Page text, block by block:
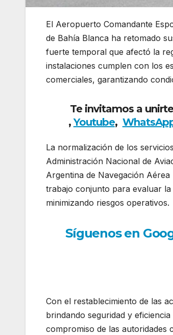
El Aeropuerto Comandante
de Bahía Blanca ha retomado
fuerte temporal que afectó la
instalaciones cumplen con los
comerciales, garantizando
Te invitamos a
,Youtube,
La normalización de los
Administración Nacional de
Argentina de Navegación
trabajo conjunto para evaluar
minimizando riesgos operativos.
Síguenos en
Con el restablecimiento de las
brindando seguridad y
compromiso de las autoridades